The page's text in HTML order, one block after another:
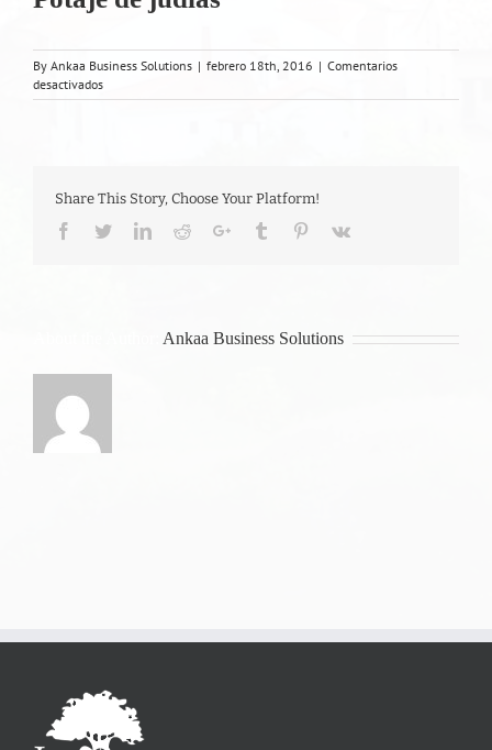
By Ankaa Business Solutions | febrero 18th, 2016 | Comentarios
desactivadosen
Potaje
Share This Story, Choose Your Platform!
Facebook
TwitterLinkedIn
RedditGoogle+Tumblr Pinterest
Vk
Ankaa Business Solutions